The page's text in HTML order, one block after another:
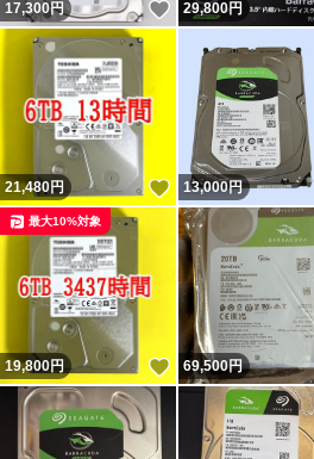
17,300円 いいね！
29,800円
21,480円 いいね！
13,000円
19,800円 いいね！
最大10%対象
69,500円